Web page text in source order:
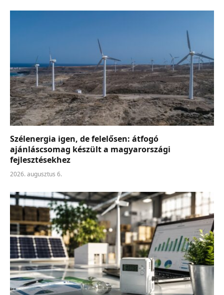
Szélenergia igen, de felelősen: átfogó
ajánláscsomag készült a magyarországi
fejlesztésekhez
2026. augusztus 6.